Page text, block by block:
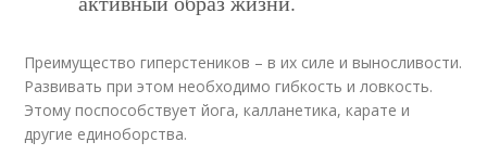
Преимущество гиперстеников – в их силе и выносливости.
Развивать при этом необходимо гибкость и ловкость.
Этому поспособствует йога, калланетика, карате и
другие единоборства.